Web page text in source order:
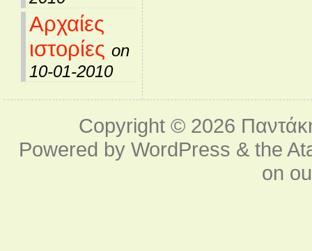
Αρχαίες
ιστορίες on
10-01-2010
Copyright © 2026
Powered byWordPress & the
on